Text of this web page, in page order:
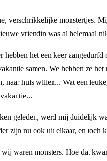
verschrikkelijke monstertjes.
vriendin was al helemaal
het een keer
samen. We hebben ze
naar huis willen... Wat een
geleden, werd mij duidelijk
zijn nu ook uit elkaar, en
waren monsters. Hoe dat